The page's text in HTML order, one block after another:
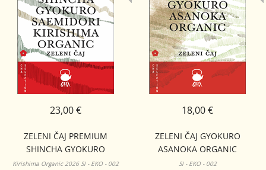
ZELENI ČAJ PREMIUM
SHINCHA GYOKURO
SAEMIDORI KIRISHIMA
Kirishima Organic 2026 SI - EKO - 002
23,00 €
ZELENI ČAJ GYOKURO
ASANOKA ORGANIC
SI - EKO - 002
18,00 €